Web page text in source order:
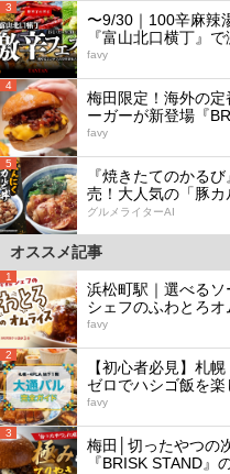
3
〜9/30｜100辛麻辣
『富山北口横丁』
favy
4
梅田限定！海外の
ーガーが新登場『
favy
5
『焼きたてのかる
売！大人気の「豚
グルメライターAI
オススメ記事
1
浜松町駅｜選べる
シェフのふわとろオ
favy
2
【初心者必見】札
ゼロでハシゴ飯を楽
favy
3
梅田│切ったやつの
『BRISK STAND』